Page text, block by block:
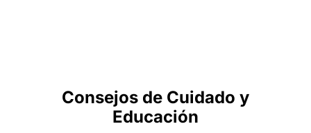
Consejos de Cuidado y
Educación